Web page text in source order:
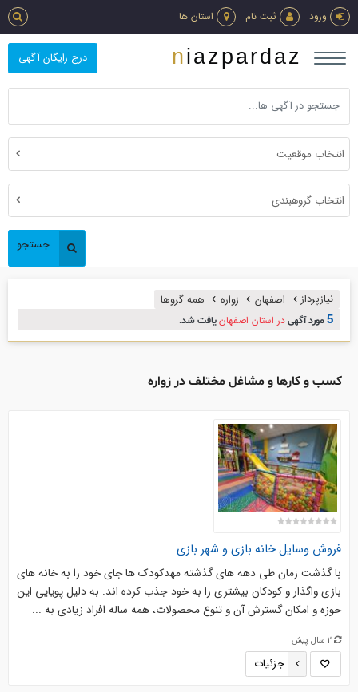
ورود ثبت نام استان ها
درج رایگان آگهی niazpardaz
انتخاب موقعیت
انتخاب گروهبندی
جستجو
نیازپرداز اصفهان زواره همه گروها
5مورد آگهیدر استان اصفهانیافت شد.
کسب و کارها و مشاغل مختلف در زواره
فروش وسایل خانه بازی و شهر بازی
با گذشت زمان طی دهه های گذشته مهدکودک ها جای خود را به خانه های
بازی واگذار و کودکان بیشتری را به خود جذب کرده اند. به دلیل پویایی این
حوزه و امکان گسترش آن و تنوع محصولات، همه ساله افراد زیادی به ...
2 سال پیش
جزئیات